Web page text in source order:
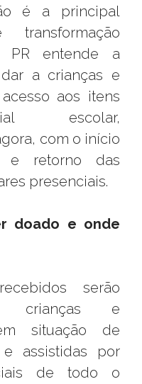
é a principal
PR entende a
a crianças e
aos itens
escolar,
com o início
retorno das
presenciais.
doado e onde
serão
crianças e
situação de
assistidas por
de todo o